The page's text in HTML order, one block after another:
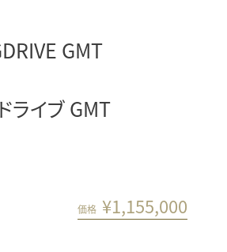
GMT
ライブ GMT
価格 ¥1,155,000